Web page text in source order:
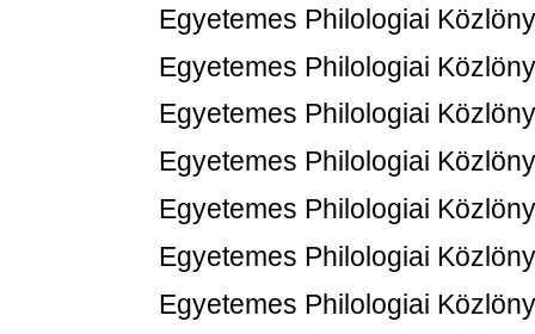
Egyetemes Philologiai
Egyetemes Philologiai
Egyetemes Philologiai
Egyetemes Philologiai
Egyetemes Philologiai
Egyetemes Philologiai
Egyetemes Philologiai